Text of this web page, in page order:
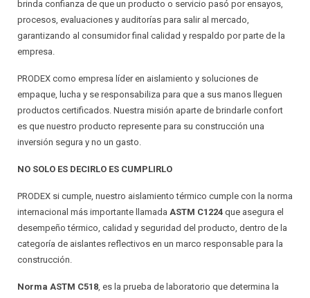
JUNTAS DE EXPANSIÓN
AISLANTES DE BURBUJA
DISEÑO DE ESTRATEGIAS
DISEÑO DE SOLUCIONES PERSONALIZADAS
brinda confianza de que un producto o servicio pasó por ensayos,
procesos, evaluaciones y auditorías para salir al mercado,
garantizando al consumidor final calidad y respaldo por parte de la
empresa.
PRODEX como empresa líder en aislamiento y soluciones de
empaque, lucha y se responsabiliza para que a sus manos lleguen
productos certificados. Nuestra misión aparte de brindarle confort
es que nuestro producto represente para su construcción una
inversión segura y no un gasto.
NO SOLO ES DECIRLO ES CUMPLIRLO
PRODEX si cumple, nuestro aislamiento térmico cumple con la norma
internacional más importante llamada ASTM C1224 que asegura el
desempeño térmico, calidad y seguridad del producto, dentro de la
categoría de aislantes reflectivos en un marco responsable para la
construcción.
Norma ASTM C518, es la prueba de laboratorio que determina la